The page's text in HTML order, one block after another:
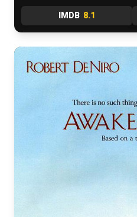
IMDB 8.1